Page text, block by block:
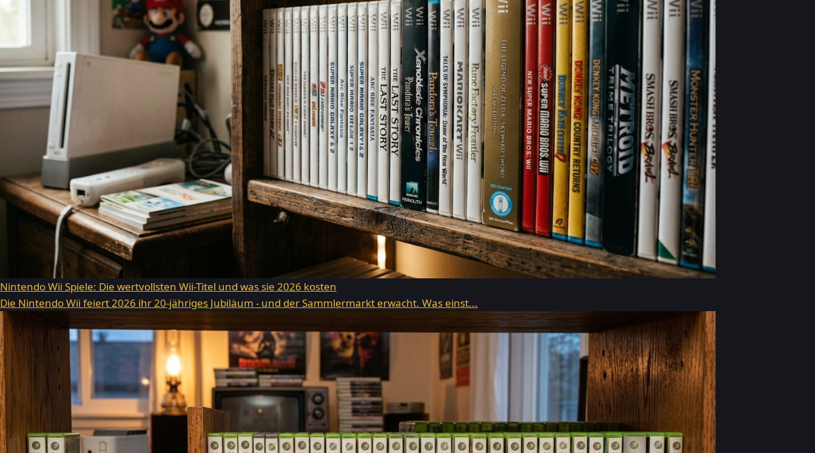
Nintendo Wii Spiele: Die wertvollsten Wii-Titel und was sie 2026 kosten
Die Nintendo Wii feiert 2026 ihr 20-jähriges Jubiläum - und der Sammlermarkt erwacht. Was einst...